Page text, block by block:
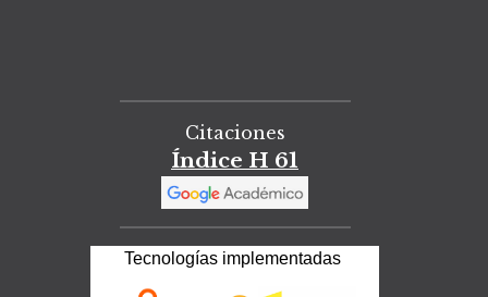
Citaciones
Índice H 61
Tecnologías implementadas